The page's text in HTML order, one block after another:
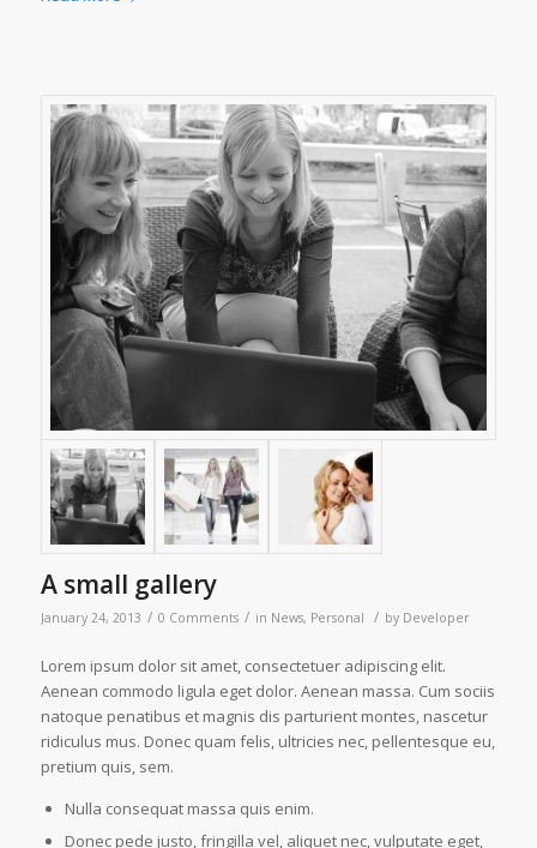
A small gallery
January 24, 2013 / 0 Comments / in News, Personal / by Developer
Lorem ipsum dolor sit amet, consectetuer adipiscing elit.
Aenean commodo ligula eget dolor. Aenean massa. Cum sociis
natoque penatibus et magnis dis parturient montes, nascetur
ridiculus mus. Donec quam felis, ultricies nec, pellentesque eu,
pretium quis, sem.
Nulla consequat massa quis enim.
Donec pede justo, fringilla vel, aliquet nec, vulputate eget,